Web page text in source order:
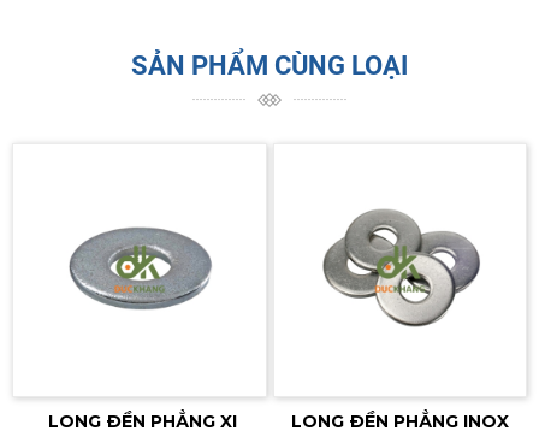
SẢN PHẨM CÙNG LOẠI
LONG ĐỀN PHẲNG XI
LONG ĐỀN PHẲNG INOX